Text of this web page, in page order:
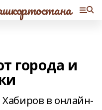
города и
в онлайн-